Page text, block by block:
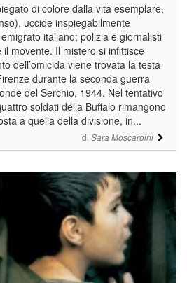
di Sara Moscardini
di colore dalla vita esemplare,
uccide inspiegabilmente
italiano; polizia e giornalisti
movente. Il mistero si infittisce
dell’omicida viene trovata la testa
durante la seconda guerra
del Serchio, 1944. Nel tentativo
soldati della Buffalo rimangono
a quella della divisione, in...